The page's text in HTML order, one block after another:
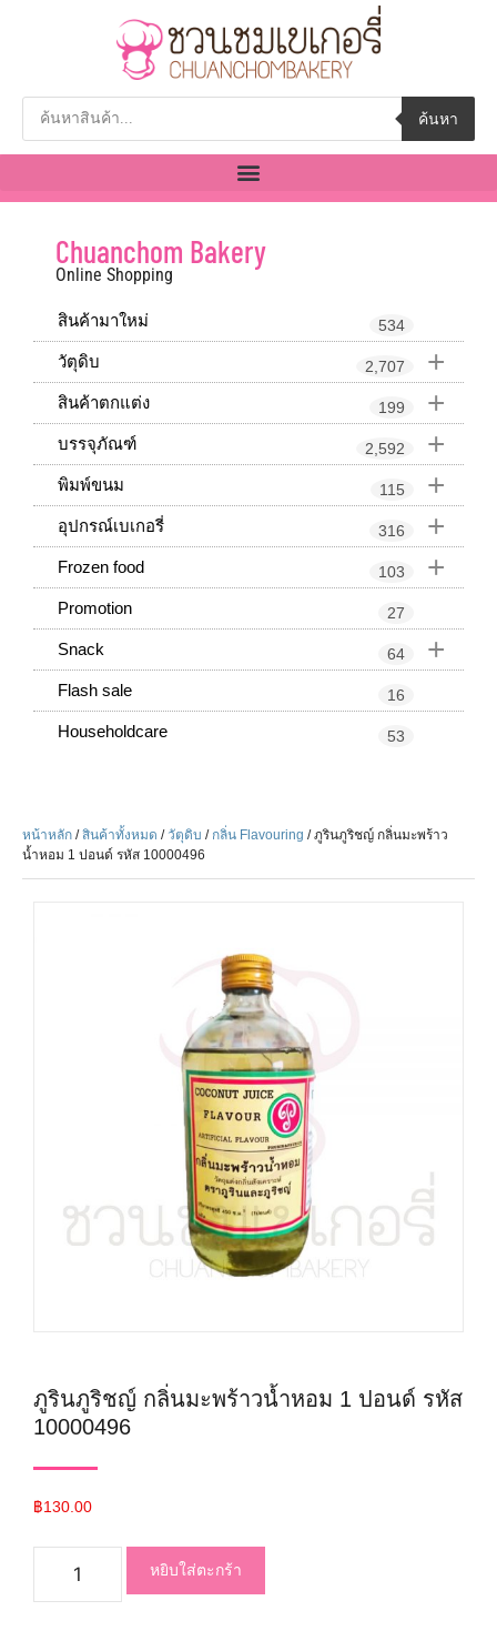
ค้นหา
Chuanchom Bakery
Online Shopping
สินค้ามาใหม่ 534
+
วัตุดิบ 2,707
+
สินค้าตกแต่ง 199
+
บรรจุภัณฑ์ 2,592
+
พิมพ์ขนม 115
+
อุปกรณ์เบเกอรี่ 316
+
Frozen food 103
Promotion 27
+
Snack 64
Flash sale 16
Householdcare 53
หน้าหลัก /สินค้าทั้งหมด /วัตุดิบ / กลิ่น Flavouring / ภูรินภูริชญ์ กลิ่นมะพร้าว
น้ำหอม 1 ปอนด์ รหัส 10000496
ภูรินภูริชญ์ กลิ่นมะพร้าวน้ำหอม 1 ปอนด์ รหัส
10000496
฿130.00
หยิบใส่ตะกร้า